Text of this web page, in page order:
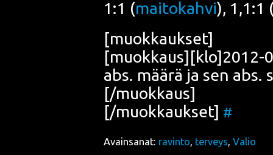
1:1 (mai­to­kah­vi), 1,1:1
[muok­kauk­set]
[muokkaus][klo]2012-
abs. mää­rä ja sen abs.
[/muokkaus]
[/muokkaukset] #
Avainsanat: ravinto, terveys, Valio